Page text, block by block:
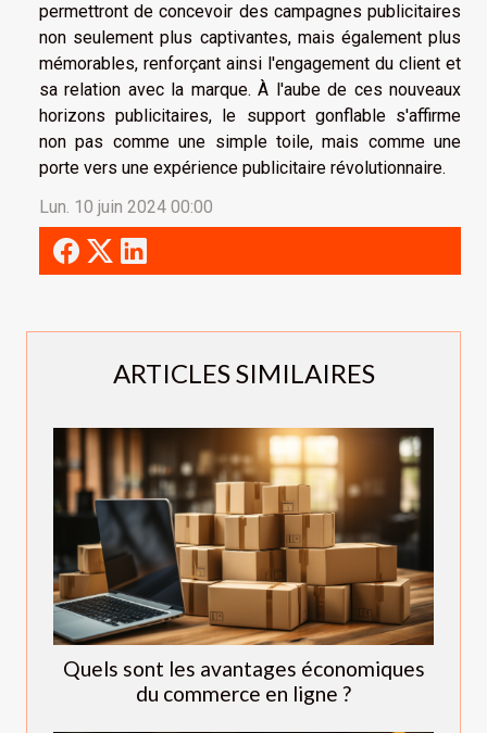
ARTICLES SIMILAIRES
Quels sont les avantages économiques
du commerce en ligne ?
permettront de concevoir des campagnes publicitaires
non seulement plus captivantes, mais également plus
mémorables, renforçant ainsi l'engagement du client et
sa relation avec la marque. À l'aube de ces nouveaux
horizons publicitaires, le support gonflable s'affirme
non pas comme une simple toile, mais comme une
porte vers une expérience publicitaire révolutionnaire.
Lun. 10 juin 2024 00:00